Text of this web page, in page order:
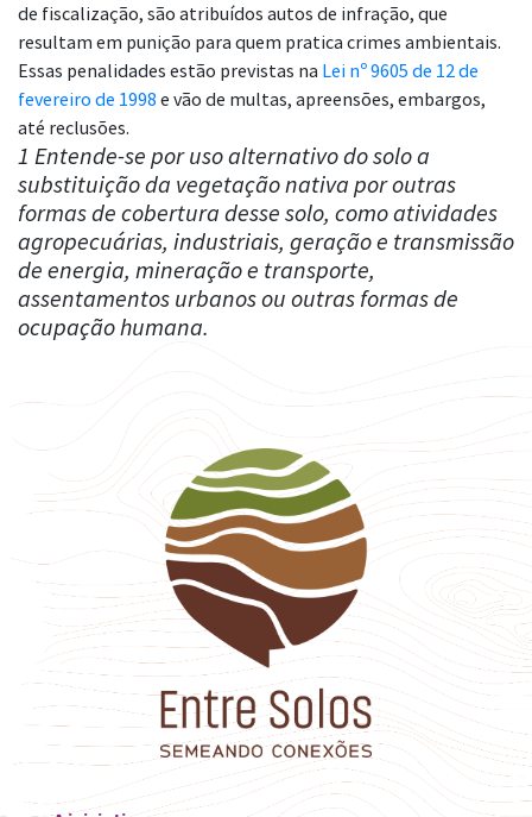
de fiscalização, são atribuídos autos de infração, que
resultam em punição para quem pratica crimes ambientais.
Essas penalidades estão previstas na Lei nº 9605 de 12 de
fevereiro de 1998 e vão de multas, apreensões, embargos,
até reclusões.
1 Entende-se por uso alternativo do solo a
substituição da vegetação nativa por outras
formas de cobertura desse solo, como atividades
agropecuárias, industriais, geração e transmissão
de energia, mineração e transporte,
assentamentos urbanos ou outras formas de
ocupação humana.